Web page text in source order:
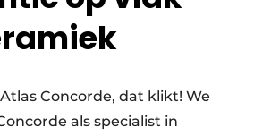
Concorde, dat klikt! We
als specialist in